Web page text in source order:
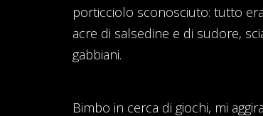
porticciolo sconosciuto: tutto
acre di salsedine e di sudore,
gabbiani.
Bimbo in cerca di giochi, mi